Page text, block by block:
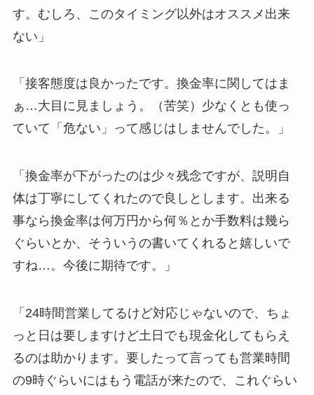
す。むしろ、このタイミング以外はオススメ出来
ない」
「接客態度は良かったです。換金率に関してはま
ぁ…大目に見ましょう。（苦笑）少なくとも使っ
ていて「危ない」って感じはしませんでした。」
「換金率が下がったのは少々残念ですが、説明自
体は丁寧にしてくれたので良しとします。出来る
事なら換金率は何万円から何％とか手数料は幾ら
ぐらいとか、そういうの書いてくれると嬉しいで
すね…。今後に期待です。」
「24時間営業してるけど対応じゃないので、ちょ
っと日は要しますけど土日でも現金化してもらえ
るのは助かります。要したって言っても営業時間
の9時ぐらいにはもう電話が来たので、これぐらい